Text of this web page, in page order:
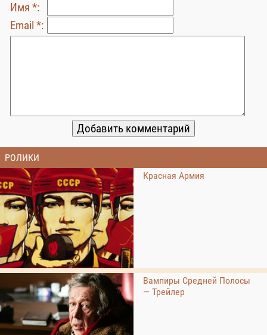
Имя *:
Email *:
РОЛИКИ
Красная Армия
Вампиры Средней Полосы
— Трейлер